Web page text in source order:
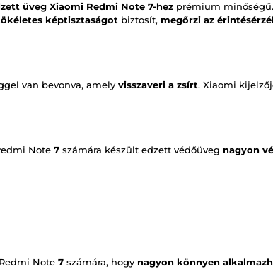
üveg Xiaomi Redmi Note 7-hez prémium
képtisztaságot biztosít, megőrzi az
van bevonva, amely visszaveri a zsírt. Xiaomi
Note 7 számára készült edzett védőüveg nagyon
Note 7 számára, hogy nagyon könnyen